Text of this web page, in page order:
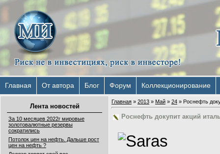
Главная От автора Блог Форум Коллекционирование
Лента новостей
За 10 месяцев 2022г мировые
золотовалютные резервы
сократились
Потолок цен на нефть. Дальше рост
цен на нефть ?
Главная » 2013 » Май » 24 » Роснефть
Роснефть докупит акций